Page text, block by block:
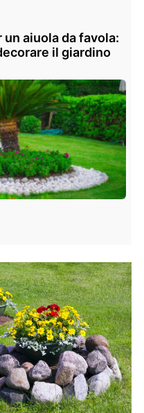
aiuola da favola:
il giardino